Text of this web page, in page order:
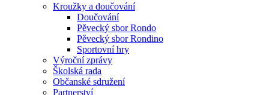
Kroužky a doučování
Doučování
Pěvecký sbor Rondo
Pěvecký sbor Rondino
Sportovní hry
Výroční zprávy
Školská rada
Občanské sdružení
Partnerství